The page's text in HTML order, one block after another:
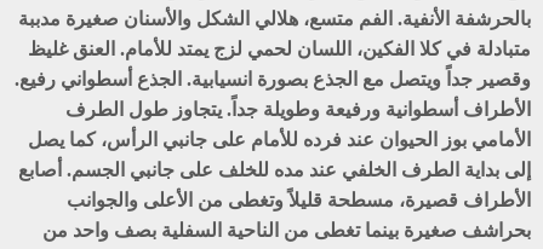
بالحرشفة الأنفية. الفم متسع، هلالي الشكل والأسنان صغيرة مدببة
متبادلة في كلا الفكين، اللسان لحمي لزج يمتد للأمام. العنق غليظ
وقصير جداً ويتصل مع الجذع بصورة انسيابية. الجذع أسطواني رفيع.
الأطراف أسطوانية ورفيعة وطويلة جداً. يتجاوز طول الطرف
الأمامي بوز الحيوان عند فرده للأمام على جانبي الرأس، كما يصل
إلى بداية الطرف الخلفي عند مده للخلف على جانبي الجسم. أصابع
الأطراف قصيرة، مسطحة قليلاً وتغطى من الأعلى والجوانب
بحراشف صغيرة بينما تغطى من الناحية السفلية بصف واحد من